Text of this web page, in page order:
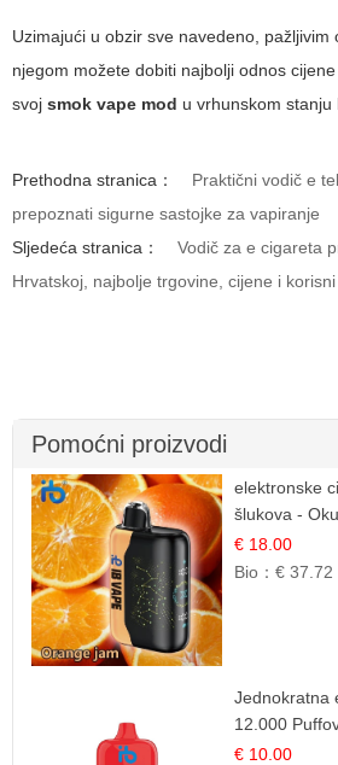
Uzimajući u obzir sve navedeno, pažljivim
njegom možete dobiti najbolji odnos
svoj smok vape mod u vrhunskom
Prethodna stranica：
Praktični vodič e
prepoznati sigurne sastojke za vapiranje
Sljedeća stranica：
Vodič za e cigareta
Hrvatskoj, najbolje trgovine, cijene i
Pomoćni proizvodi
elektronske
šlukova -
| Dugotrajno
€ 18.00
Bio：€ 37.72
Jednokratna
12.000
| Ljetna
€ 10.00